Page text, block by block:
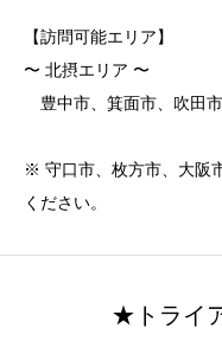
【訪問可能エリア】
〜 北摂エリア 〜
豊中市、箕面市、吹田
※ 守口市、枚方市、大阪
ください。
★トライ